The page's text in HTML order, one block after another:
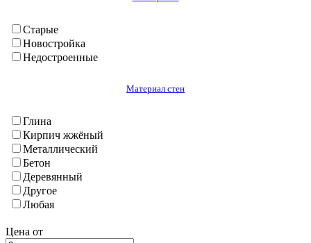
Бохтар (Кургантюбе)
Васе
Вахш
Куляб(г.)
Кумсангир
Кушониён (Бохтар)
Муминабад
Н. Хусрав
Нурек
Сарбанд
Фархар
Старые
Новостройка
Недостроенные
Материал стен
Глина
Кирпич жжёный
Металлический
Бетон
Деревянный
Другое
Любая
Цена от